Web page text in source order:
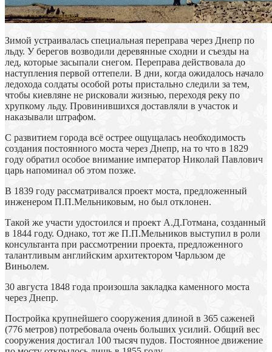
Зимой устраивалась специальная переправа через Днепр по
льду. У берегов возводили деревянные сходни и съезды на
лед, которые засыпали снегом. Переправа действовала до
наступления первой оттепели. В дни, когда ожидалось начало
ледохода солдаты особой роты пристально следили за тем,
чтобы киевляне не рисковали жизнью, переходя реку по
хрупкому льду. Провинившихся доставляли в участок и
наказывали штрафом.
С развитием города всё острее ощущалась необходимость
создания постоянного моста через Днепр, на то что в 1829
году обратил особое внимание император Николай Павлович
царь напоминал об этом позже.
В 1839 году рассматривался проект моста, предложенный
инженером П.П.Мельниковым, но был отклонен.
Такой же участи удостоился и проект А.Д.Готмана, созданный
в 1844 году. Однако, тот же П.П.Мельников выступил в роли
консультанта при рассмотрении проекта, предложенного
талантливым английским архитектором Чарльзом де
Виньолем.
30 августа 1848 года произошла закладка каменного моста
через Днепр.
Постройка крупнейшего сооружения длиной в 365 саженей
(776 метров) потребовала очень больших усилий. Общий вес
сооружения достигал 100 тысяч пудов. Постоянное движение